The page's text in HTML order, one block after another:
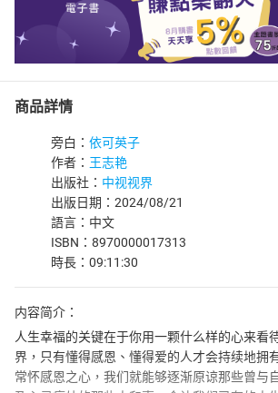
商品詳情
旁白： 依可英子
作者： 王志艳
出版社： 中视视界
出版日期：2024/08/21
語言：中文
ISBN：8970000017313
時長：09:11:30
内容简介：
人生幸福的关键在于你用一颗什么样的心来看
界，只有懂得感恩、懂得爱的人才会持续地拥
常怀感恩之心，我们就能够逐渐原谅那些曾与